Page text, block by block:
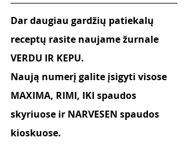
Dar daugiau gardžių patiekalų
receptų rasite naujame žurnale
VERDU IR KEPU.
Naują numerį galite įsigyti visose
MAXIMA, RIMI, IKI spaudos
skyriuose ir NARVESEN spaudos
kioskuose.